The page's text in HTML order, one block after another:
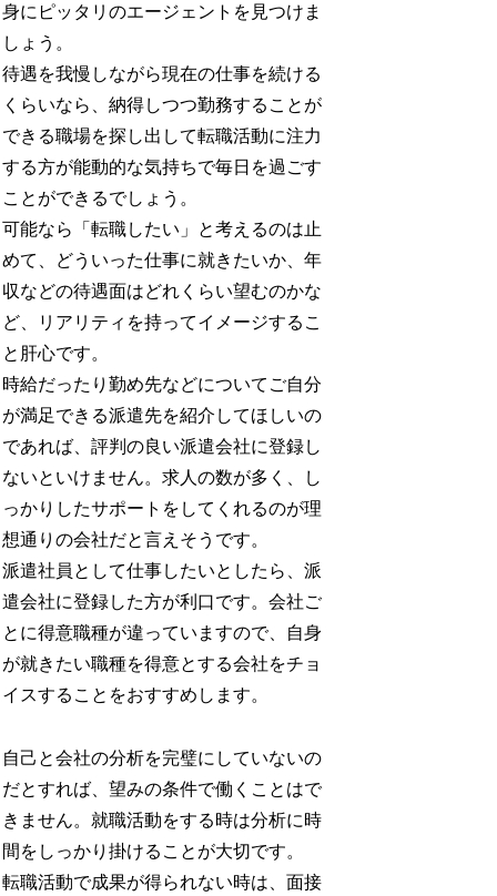
身にピッタリのエージェントを見つけま
しょう。
待遇を我慢しながら現在の仕事を続ける
くらいなら、納得しつつ勤務することが
できる職場を探し出して転職活動に注力
する方が能動的な気持ちで毎日を過ごす
ことができるでしょう。
可能なら「転職したい」と考えるのは止
めて、どういった仕事に就きたいか、年
収などの待遇面はどれくらい望むのかな
ど、リアリティを持ってイメージするこ
と肝心です。
時給だったり勤め先などについてご自分
が満足できる派遣先を紹介してほしいの
であれば、評判の良い派遣会社に登録し
ないといけません。求人の数が多く、し
っかりしたサポートをしてくれるのが理
想通りの会社だと言えそうです。
派遣社員として仕事したいとしたら、派
遣会社に登録した方が利口です。会社ご
とに得意職種が違っていますので、自身
が就きたい職種を得意とする会社をチョ
イスすることをおすすめします。
自己と会社の分析を完璧にしていないの
だとすれば、望みの条件で働くことはで
きません。就職活動をする時は分析に時
間をしっかり掛けることが大切です。
転職活動で成果が得られない時は、面接